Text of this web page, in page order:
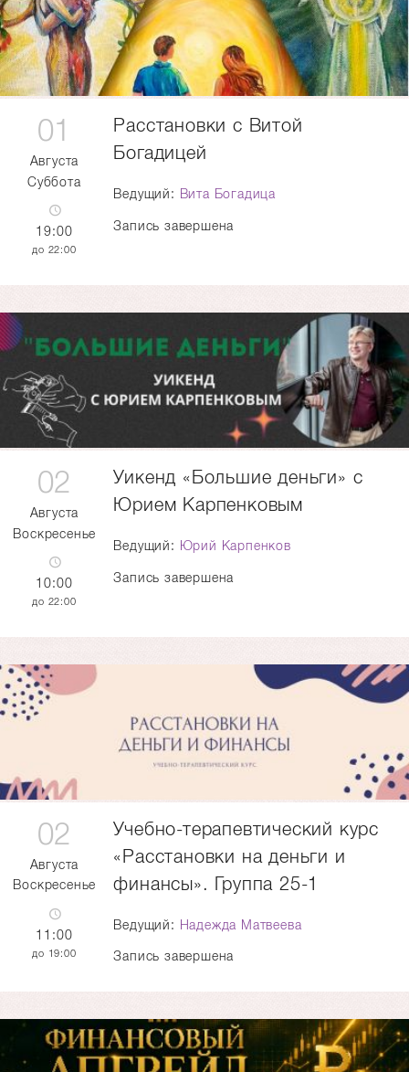
01
Августа
Суббота
19:00
22:00
Расстановки с Витой
Богадицей
Ведущий: Вита Богадица
Запись завершена
02
Августа
Воскресенье
10:00
22:00
Уикенд «Большие деньги» с
Юрием Карпенковым
Ведущий: Юрий Карпенков
Запись завершена
02
Августа
Воскресенье
11:00
19:00
Учебно-терапевтический курс
«Расстановки на деньги и
финансы». Группа 25-1
Ведущий: Надежда Матвеева
Запись завершена